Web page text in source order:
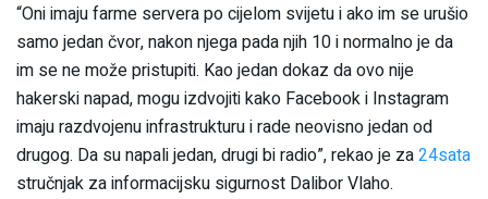
“Oni imaju farme servera po cijelom svijetu i ako im se urušio
samo jedan čvor, nakon njega pada njih 10 i normalno je da
im se ne može pristupiti. Kao jedan dokaz da ovo nije
hakerski napad, mogu izdvojiti kako Facebook i Instagram
imaju razdvojenu infrastrukturu i rade neovisno jedan od
drugog. Da su napali jedan, drugi bi radio”, rekao je za24sata
stručnjak za informacijsku sigurnost Dalibor Vlaho.